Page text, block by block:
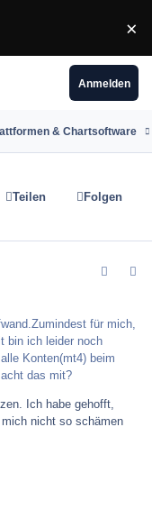
×
Anmelden
& Chartsoftware
Teilen Folgen
für mich,
bin ich leider noch
Konten(mt4) beim
das mit?
Ich habe gehofft,
nicht so schämen